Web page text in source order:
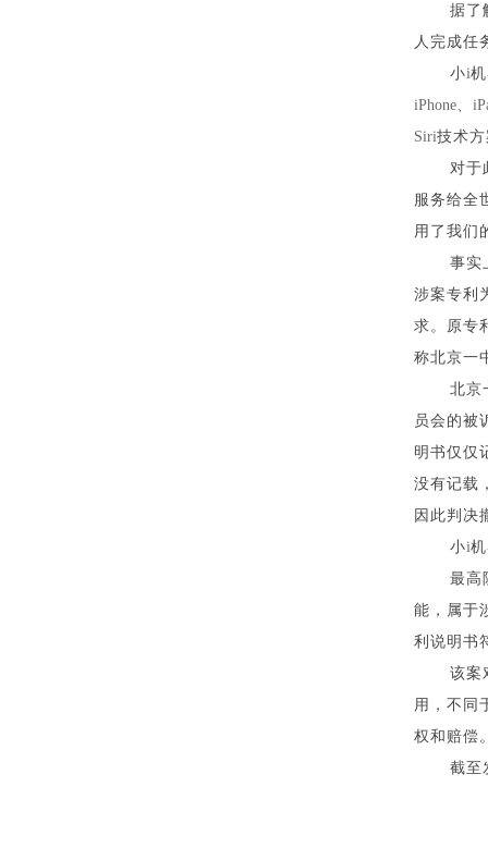
据了
人完成任
小i
iPhone、
Siri技术
对于
服务给全
用了我们
事实
涉案专利
求。原专
称北京一
北京
员会的被
明书仅仅
没有记载
因此判决
小i
最高
能，属于
利说明书
该案
用，不同
权和赔偿
截至